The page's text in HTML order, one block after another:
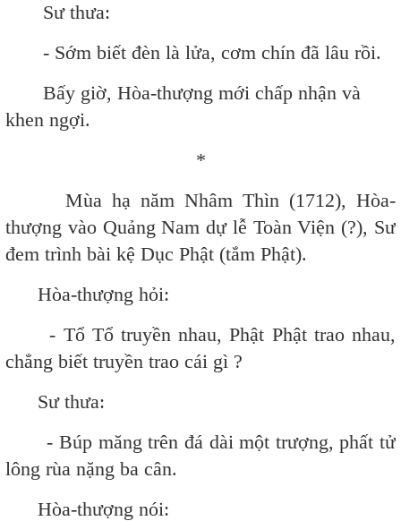
Sư thưa:
- Sớm biết đèn là lửa, cơm chín đã lâu rồi.
Bấy giờ, Hòa-thượng mới chấp nhận và
khen ngợi.
*
Mùa hạ năm Nhâm Thìn (1712), Hòa-
thượng vào Quảng Nam dự lễ Toàn Viện (?), Sư
đem trình bài kệ Dục Phật (tắm Phật).
Hòa-thượng hỏi:
- Tổ Tổ truyền nhau, Phật Phật trao nhau,
chẳng biết truyền trao cái gì ?
Sư thưa:
- Búp măng trên đá dài một trượng, phất tử
lông rùa nặng ba cân.
Hòa-thượng nói: